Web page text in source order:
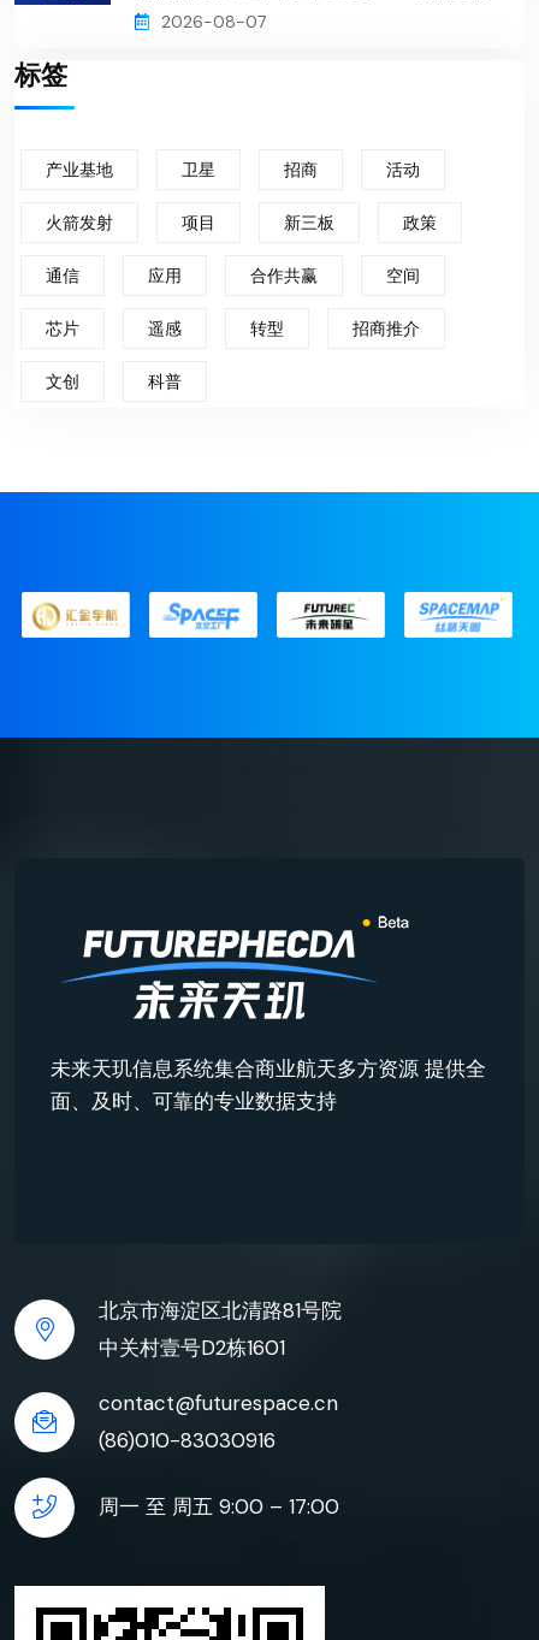
2026-08-07
标签
产业基地 卫星 招商 活动
火箭发射 项目 新三板 政策
通信 应用 合作共赢 空间
芯片 遥感 转型 招商推介
文创 科普
未来天玑信息系统集合商业航天多方资源 提供全
面、及时、可靠的专业数据支持
北京市海淀区北清路81号院
中关村壹号D2栋1601
contact@futurespace.cn
(86)010-83030916
周一 至 周五 9:00 – 17:00